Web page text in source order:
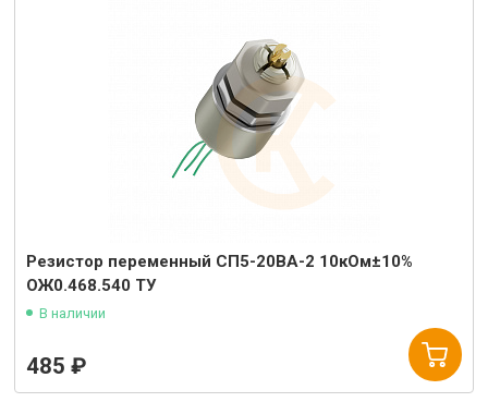
Резистор переменный СП5-20ВА-2 10кОм±10%
ОЖ0.468.540 ТУ
В наличии
485 ₽